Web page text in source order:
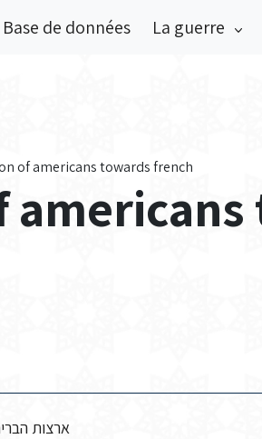
Base de données La guerre
of americans towards french
ארצות